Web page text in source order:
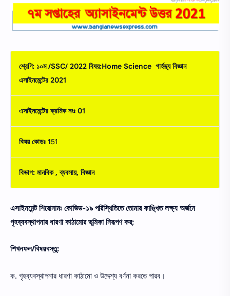
শ্রেণি: ১০ম /SSC/ 2022 বিষয়:Home Science গার্হস্থ্য বিজ্ঞান
এসাইনমেন্টের2021
এসাইনমেন্টের ক্রমিক নংঃ 01
বিষয় কোডঃ 151
বিভাগ: মানবিক , ব্যবসায়, বিজ্ঞান
এসাইনমেন্ট শিরোনামঃ কোভিড-১৯ পরিস্থিতিতে তােমার কাঙ্খিত লক্ষ্য অর্জনে
গৃহব্যবস্থাপনার ধারণা কাঠামাের ভূমিকা নিরূপণ কর;
শিখনফল/বিষয়বস্তু:
ক. গৃহব্যবস্থাপনার ধারণা কাঠামাে ও উদ্দেশ্য বর্ণনা করতে পারব।